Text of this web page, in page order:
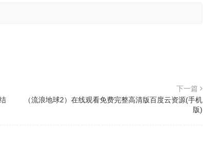
下一篇
（流浪地球2）在线观看免费完整高清版百度云资源(手机
版)